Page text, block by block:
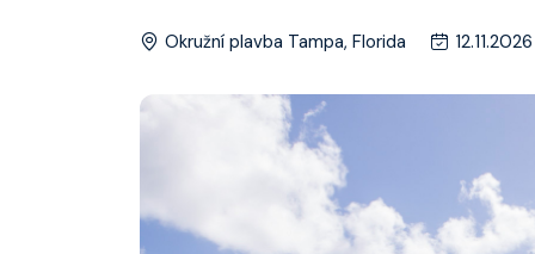
Okružní plavba Tampa, Florida 12.11.2026